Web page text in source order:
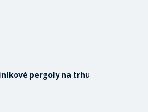
pergoly na trhu